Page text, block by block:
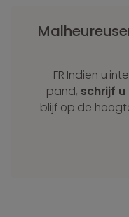
FR Indien u
pand, schrijf u
blijf op de